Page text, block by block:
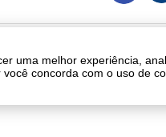
uma melhor experiência,
concorda com o uso de
Copyright © 2018 -
condições de pagamento, frete e